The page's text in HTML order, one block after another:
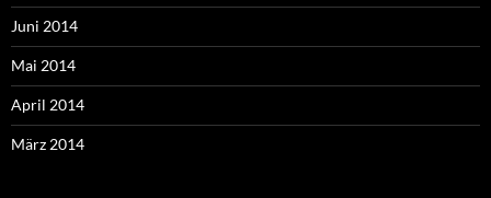
Juni 2014
Mai 2014
April 2014
März 2014